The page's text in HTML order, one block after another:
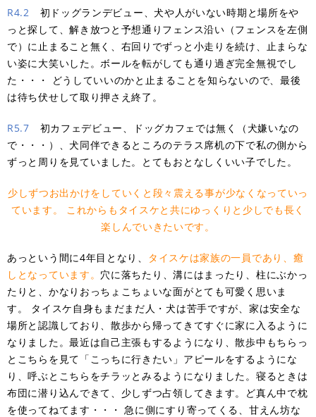
R4.2 初ドッグランデビュー、犬や人がいない時期と場所をや
っと探して、解き放つと予想通りフェンス沿い（フェンスを左側
で）に止まること無く、右回りでずっと小走りを続け、止まらな
い姿に大笑いした。ボールを転がしても通り過ぎ完全無視でし
た・・・ どうしていいのかと止まることを知らないので、最後
は待ち伏せして取り押さえ終了。
R5.7 初カフェデビュー、ドッグカフェでは無く（犬嫌いなの
で・・・）、犬同伴できるところのテラス席机の下で私の側から
ずっと周りを見ていました。とてもおとなしくいい子でした。
少しずつお出かけを していくと 段々 震える事が少なくなっていっ
ています。 これからもタイスケと共にゆっくりと 少しでも長く
楽しんでいきたいです。
あっという間に4年目となり、 タイスケは家族の一員 であり、癒
しとなっています。 穴に落ちたり、溝にはまったり、柱にぶかっ
たりと、かなりおっちょこちょいな面がとても可愛く思いま
す。 タイスケ自身もまだまだ人・犬は苦手ですが、家は安全な
場所と認識しており、散歩から帰ってきてすぐに家に入るように
なりました。最近は自己主張もするようになり、散歩中もちらっ
とこちらを見て「こっちに行きたい」アピールをするようにな
り、呼ぶとこちらをチラッとみるようになりました。寝るときは
布団に潜り込んできて、少しずつ占領してきます。ど真ん中で枕
を使ってねてます・・・ 急に側にすり寄ってくる、甘えん坊な